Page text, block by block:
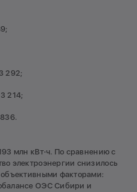
292;
214;
млн кВт⋅ч. По сравнению с
электроэнергии снизилось
объективными факторами:
ОЭС Сибири и